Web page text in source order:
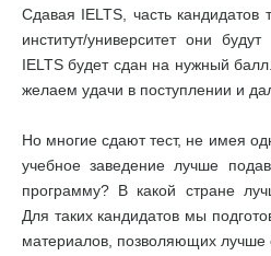
Сдавая IELTS, часть кандидатов
институт/университет они
IELTS будет сдан на нужный
желаем удачи в поступлении и
Но многие сдают тест, не имея
учебное заведение лучше
программу? В какой стране
Для таких кандидатов мы
материалов, позволяющих лучше